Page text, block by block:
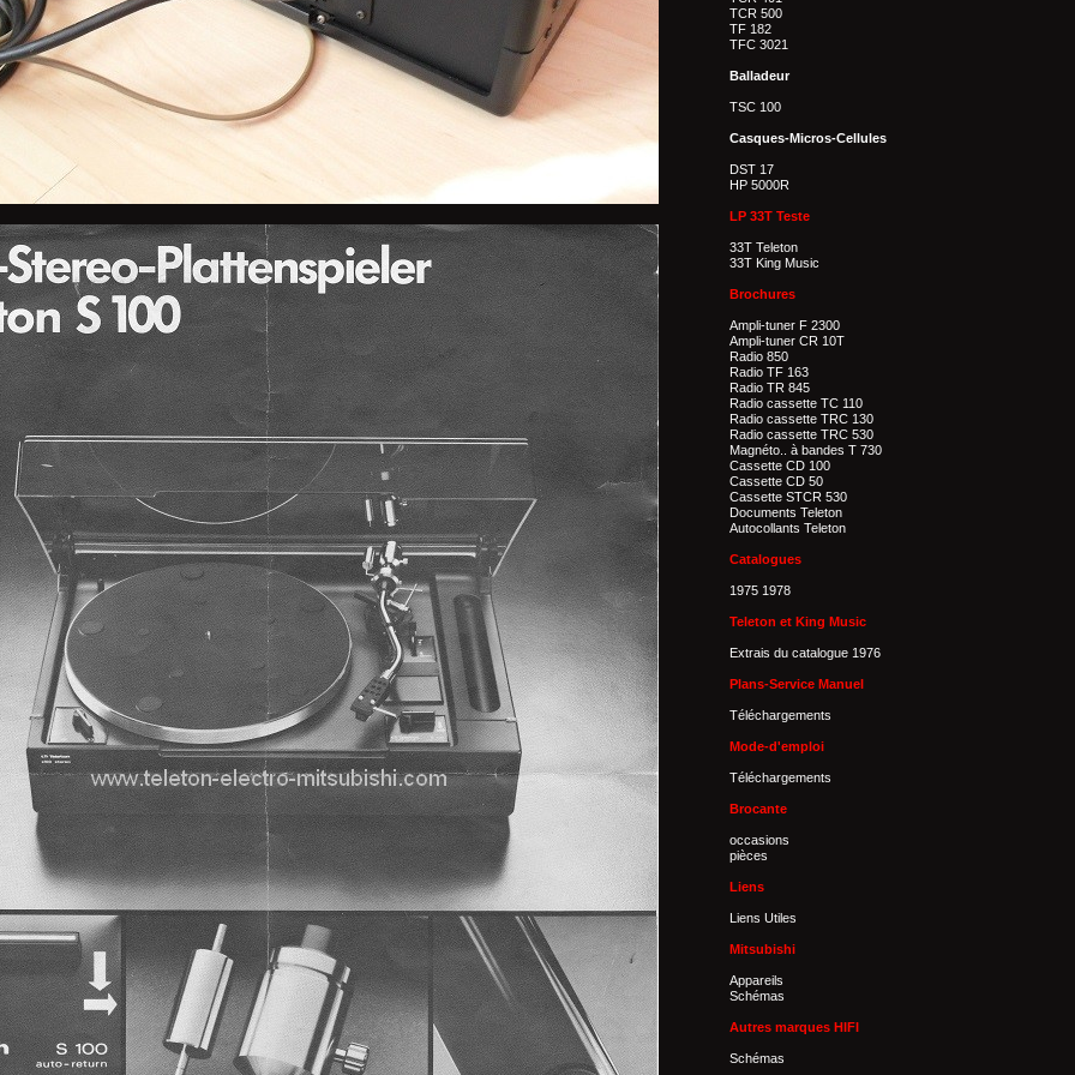
TCR 500
TF 182
TFC 3021
Balladeur
TSC 100
Casques-Micros-Cellules
DST 17
HP 5000R
LP 33T Teste
33T Teleton
33T King Music
Brochures
Ampli-tuner F 2300
Ampli-tuner CR 10T
Radio 850
Radio TF 163
Radio TR 845
Radio cassette TC 110
Radio cassette TRC 130
Radio cassette TRC 530
Magnéto.. à bandes T 730
Cassette CD 100
Cassette CD 50
Cassette STCR 530
Documents Teleton
Autocollants Teleton
Catalogues
1975 1978
Teleton et King Music
Extrais du catalogue 1976
Plans-Service Manuel
Téléchargements
Mode-d'emploi
Téléchargements
Brocante
occasions
pièces
Liens
Liens Utiles
Mitsubishi
Appareils
Schémas
Autres marques HIFI
Schémas